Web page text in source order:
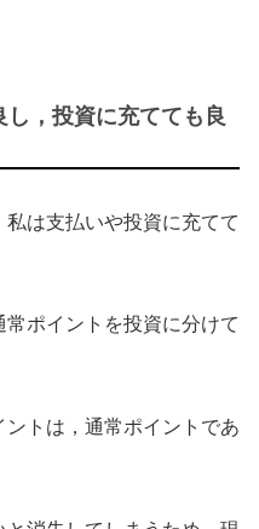
，投資に充てても良
は支払いや投資に充てて
ポイントを投資に分けて
トは，通常ポイントであ